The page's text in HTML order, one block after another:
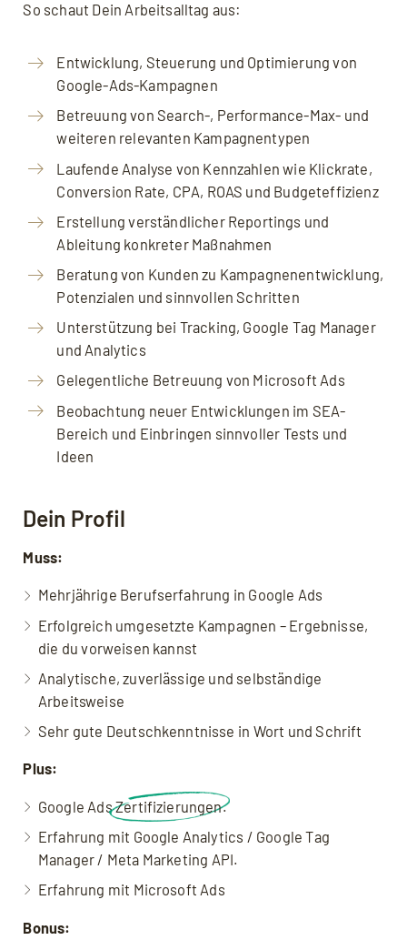
So schaut Dein Arbeitsalltag aus:
Entwicklung, Steuerung und Optimierung von
Google-Ads-Kampagnen
Betreuung von Search-, Performance-Max- und
weiteren relevanten Kampagnentypen
Laufende Analyse von Kennzahlen wie Klickrate,
Conversion Rate, CPA, ROAS und Budgeteffizienz
Erstellung verständlicher Reportings und
Ableitung konkreter Maßnahmen
Beratung von Kunden zu Kampagnenentwicklung,
Potenzialen und sinnvollen Schritten
Unterstützung bei Tracking, Google Tag Manager
und Analytics
Gelegentliche Betreuung von Microsoft Ads
Beobachtung neuer Entwicklungen im SEA-
Bereich und Einbringen sinnvoller Tests und
Ideen
Dein Profil
Muss:
Mehrjährige Berufserfahrung in Google Ads
Erfolgreich umgesetzte Kampagnen – Ergebnisse,
die du vorweisen kannst
Analytische, zuverlässige und selbständige
Arbeitsweise
Sehr gute Deutschkenntnisse in Wort und Schrift
Plus:
Google AdsZertifizierungen.
Erfahrung mit Google Analytics / Google Tag
Manager / Meta Marketing API.
Erfahrung mit Microsoft Ads
Bonus:
Mit dem Aufruf des Videos erklären Sie sich
einverstanden, dass Ihre Daten an YouTube
übermittelt werden und Sie die
Datenschutzerklärungakzeptieren.